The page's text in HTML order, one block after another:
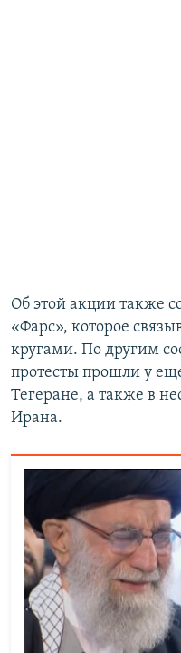
Об этой акции также
«Фарс», которое
кругами. По другим
протесты прошли у
Тегеране, а также в
Ирана.